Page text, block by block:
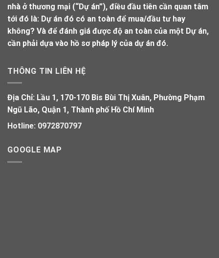
nhà ở thương mại (“Dự án”), điều đầu tiên cần quan tâm
tới đó là: Dự án đó có an toàn để mua/đầu tư hay
không? Và để đánh giá được độ an toàn của một Dự án,
cần phải dựa vào hồ sơ pháp lý của dự án đó.
THÔNG TIN LIÊN HỆ
Địa Chỉ: Lầu 1, 170-170 Bis Bùi Thị Xuân, Phường Phạm
Ngũ Lão, Quận 1, Thành phố Hồ Chí Minh
Hotline: 0972870797
GOOGLE MAP